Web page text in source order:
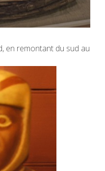
en remontant du sud au